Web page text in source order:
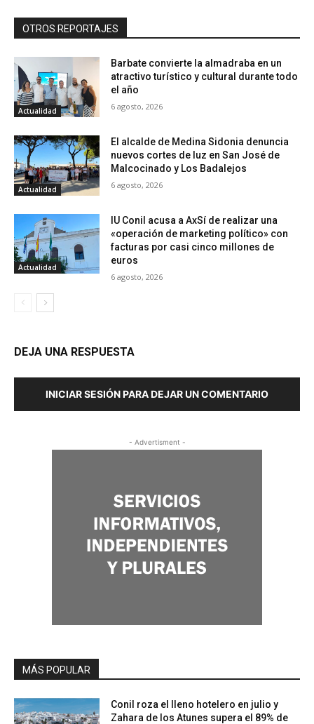
OTROS REPORTAJES
Actualidad
Barbate convierte la almadraba en un
atractivo turístico y cultural durante todo
el año
6 agosto, 2026
Actualidad
El alcalde de Medina Sidonia denuncia
nuevos cortes de luz en San José de
Malcocinado y Los Badalejos
6 agosto, 2026
Actualidad
IU Conil acusa a AxSí de realizar una
«operación de marketing político» con
facturas por casi cinco millones de
euros
6 agosto, 2026
DEJA UNA RESPUESTA
INICIAR SESIÓN PARA DEJAR UN COMENTARIO
- Advertisment -
MÁS POPULAR
Conil roza el lleno hotelero en julio y
Zahara de los Atunes supera el 89% de